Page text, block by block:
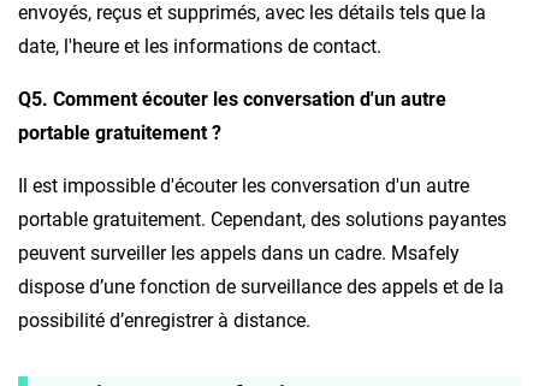
envoyés, reçus et supprimés, avec les détails tels que la
date, l'heure et les informations de contact.
Q5. Comment écouter les conversation d'un autre
portable gratuitement ?
Il est impossible d'écouter les conversation d'un autre
portable gratuitement. Cependant, des solutions payantes
peuvent surveiller les appels dans un cadre. Msafely
dispose d’une fonction de surveillance des appels et de la
possibilité d’enregistrer à distance.